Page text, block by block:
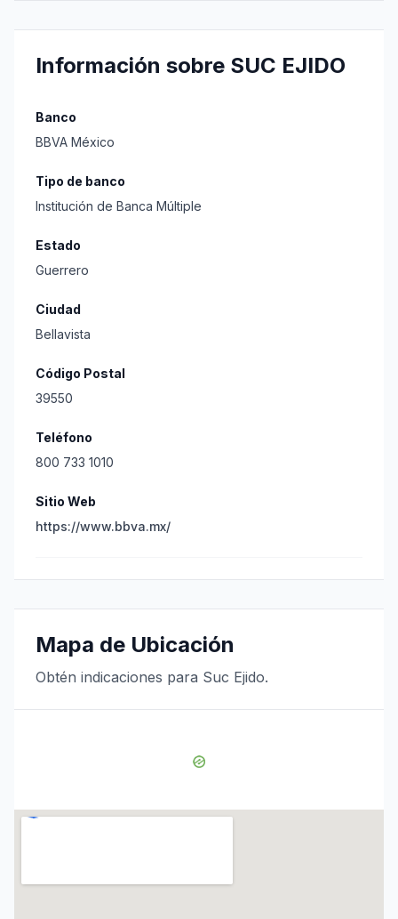
Información sobre SUC EJIDO
Banco
BBVA México
Tipo de banco
Institución de Banca Múltiple
Estado
Guerrero
Ciudad
Bellavista
Código Postal
39550
Teléfono
800 733 1010
Sitio Web
https://www.bbva.mx/
Mapa de Ubicación
Obtén indicaciones para Suc Ejido.